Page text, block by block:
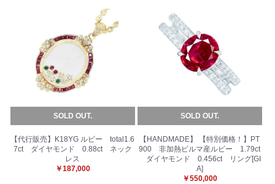
SOLD OUT.
【代行販売】K18YG ルビー total1.6
7ct ダイヤモンド 0.88ct ネック
レス
￥187,000
SOLD OUT.
【HANDMADE】 【特別価格！】PT
900 非加熱ビルマ産ルビー 1.79ct
ダイヤモンド 0.456ct リング[GI
A]
￥550,000